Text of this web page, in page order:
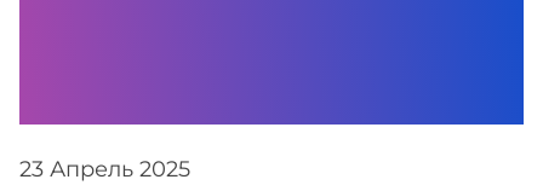
23 Апрель 2025